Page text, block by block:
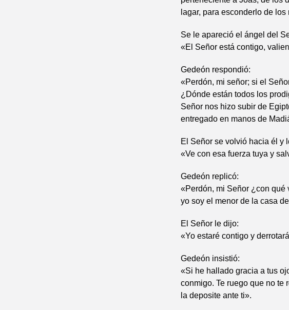
lagar, para esconderlo de los
Se le apareció el ángel del
«El Señor está contigo,
Gedeón respondió:
«Perdón, mi señor; si el
¿Dónde están todos los
Señor nos hizo subir de
entregado en manos de
El Señor se volvió hacia él y
«Ve con esa fuerza tuya y
Gedeón replicó:
«Perdón, mi Señor ¿con qué
yo soy el menor de la casa
El Señor le dijo:
«Yo estaré contigo y
Gedeón insistió:
«Si he hallado gracia a tus
conmigo. Te ruego que no te
la deposite ante ti».